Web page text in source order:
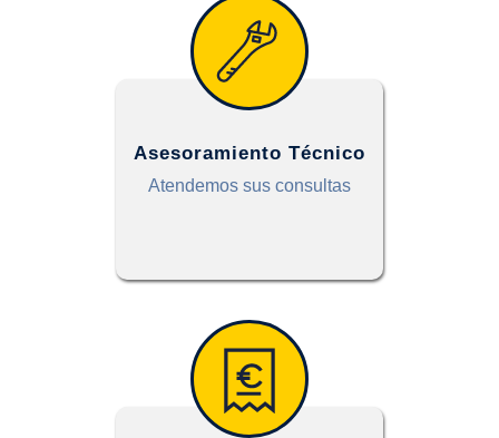
Asesoramiento Técnico
Atendemos sus consultas